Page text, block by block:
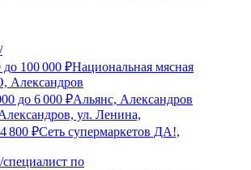
до 100 000 ₽Национальная мясная
Александров
до 6 000 ₽Альянс, Александров
ул. Ленина,
800 ₽Сеть супермаркетов ДА!,
по